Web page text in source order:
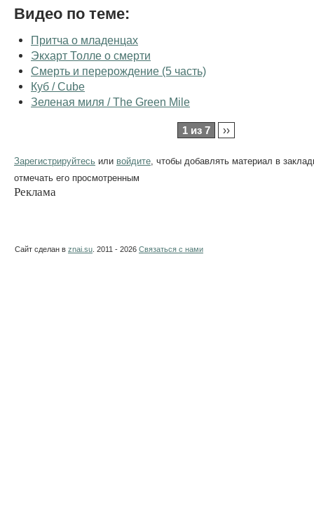
Видео по теме:
Притча о младенцах
Экхарт Толле о смерти
Смерть и перерождение (5 часть)
Куб / Cube
Зеленая миля / The Green Mile
1 из 7 ››
Зарегистрируйтесь или войдите , чтобы добавлять материал в
отмечать его просмотренным
Реклама
Сайт сделан в znai.su . 2011 - 2026 Связаться с нами